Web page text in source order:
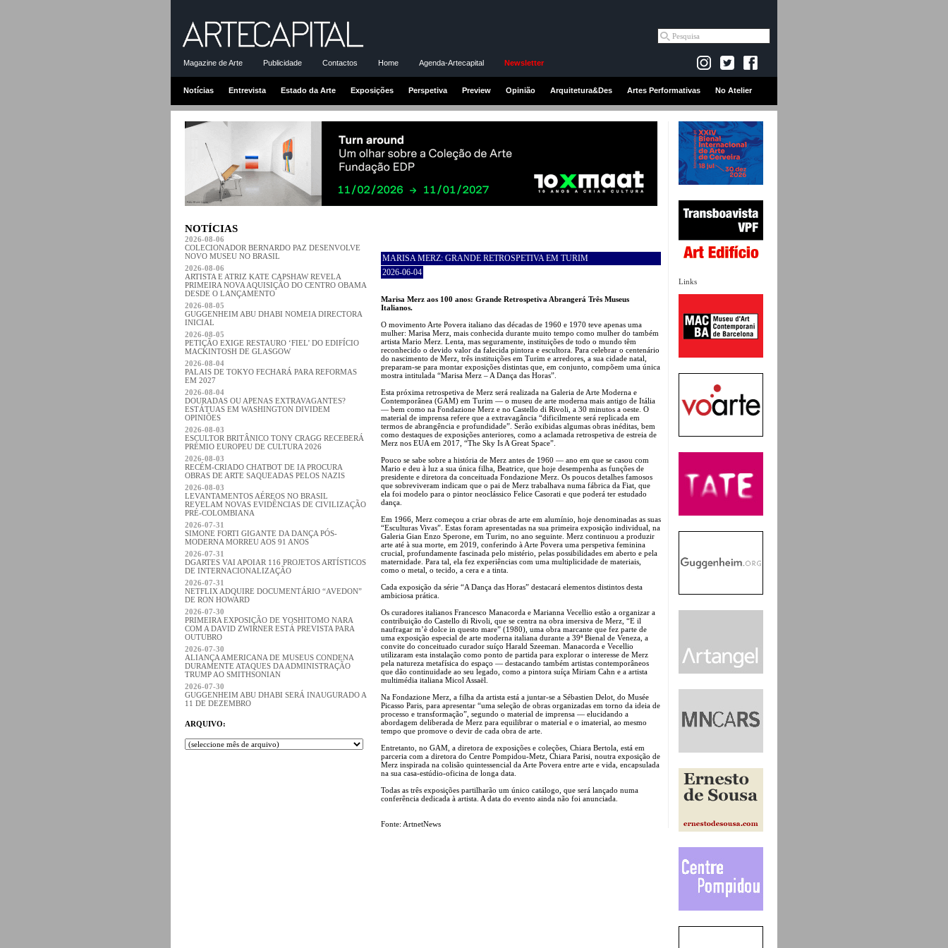
Magazine de Arte Publicidade Contactos Home Agenda-Artecapital Newsletter
Notícias Entrevista Estado da Arte Exposições Perspetiva Preview Opinião Arquitetura&Des Artes Performativas No Atelier
Links
NOTÍCIAS
2026-08-06
COLECIONADOR BERNARDO PAZ DESENVOLVE
NOVO MUSEU NO BRASIL
2026-08-06
ARTISTA E ATRIZ KATE CAPSHAW REVELA
PRIMEIRA NOVA AQUISIÇÃO DO CENTRO OBAMA
DESDE O LANÇAMENTO
2026-08-05
GUGGENHEIM ABU DHABI NOMEIA DIRECTORA
INICIAL
2026-08-05
PETIÇÃO EXIGE RESTAURO ‘FIEL’ DO EDIFÍCIO
MACKINTOSH DE GLASGOW
2026-08-04
PALAIS DE TOKYO FECHARÁ PARA REFORMAS
EM 2027
2026-08-04
DOURADAS OU APENAS EXTRAVAGANTES?
ESTÁTUAS EM WASHINGTON DIVIDEM
OPINIÕES
2026-08-03
ESCULTOR BRITÂNICO TONY CRAGG RECEBERÁ
PRÉMIO EUROPEU DE CULTURA 2026
2026-08-03
RECÉM-CRIADO CHATBOT DE IA PROCURA
OBRAS DE ARTE SAQUEADAS PELOS NAZIS
2026-08-03
LEVANTAMENTOS AÉREOS NO BRASIL
REVELAM NOVAS EVIDÊNCIAS DE CIVILIZAÇÃO
PRÉ-COLOMBIANA
2026-07-31
SIMONE FORTI GIGANTE DA DANÇA PÓS-
MODERNA MORREU AOS 91 ANOS
2026-07-31
DGARTES VAI APOIAR 116 PROJETOS ARTÍSTICOS
DE INTERNACIONALIZAÇÃO
2026-07-31
NETFLIX ADQUIRE DOCUMENTÁRIO “AVEDON”
DE RON HOWARD
2026-07-30
PRIMEIRA EXPOSIÇÃO DE YOSHITOMO NARA
COM A DAVID ZWIRNER ESTÁ PREVISTA PARA
OUTUBRO
2026-07-30
ALIANÇA AMERICANA DE MUSEUS CONDENA
DURAMENTE ATAQUES DA ADMINISTRAÇÃO
TRUMP AO SMITHSONIAN
2026-07-30
GUGGENHEIM ABU DHABI SERÁ INAUGURADO A
11 DE DEZEMBRO
ARQUIVO:
MARISA MERZ: GRANDE RETROSPETIVA EM TURIM
2026-06-04
Marisa Merz aos 100 anos: Grande Retrospetiva Abrangerá Três Museus
Italianos.
O movimento Arte Povera italiano das décadas de 1960 e 1970 teve apenas uma
mulher: Marisa Merz, mais conhecida durante muito tempo como mulher do também
artista Mario Merz. Lenta, mas seguramente, instituições de todo o mundo têm
reconhecido o devido valor da falecida pintora e escultora. Para celebrar o centenário
do nascimento de Merz, três instituições em Turim e arredores, a sua cidade natal,
preparam-se para montar exposições distintas que, em conjunto, compõem uma única
mostra intitulada “Marisa Merz – A Dança das Horas”.
Esta próxima retrospetiva de Merz será realizada na Galeria de Arte Moderna e
Contemporânea (GAM) em Turim — o museu de arte moderna mais antigo de Itália
— bem como na Fondazione Merz e no Castello di Rivoli, a 30 minutos a oeste. O
material de imprensa refere que a extravagância “dificilmente será replicada em
termos de abrangência e profundidade”. Serão exibidas algumas obras inéditas, bem
como destaques de exposições anteriores, como a aclamada retrospetiva de estreia de
Merz nos EUA em 2017, “The Sky Is A Great Space”.
Pouco se sabe sobre a história de Merz antes de 1960 — ano em que se casou com
Mario e deu à luz a sua única filha, Beatrice, que hoje desempenha as funções de
presidente e diretora da conceituada Fondazione Merz. Os poucos detalhes famosos
que sobreviveram indicam que o pai de Merz trabalhava numa fábrica da Fiat, que
ela foi modelo para o pintor neoclássico Felice Casorati e que poderá ter estudado
dança.
Em 1966, Merz começou a criar obras de arte em alumínio, hoje denominadas as suas
“Esculturas Vivas”. Estas foram apresentadas na sua primeira exposição individual, na
Galeria Gian Enzo Sperone, em Turim, no ano seguinte. Merz continuou a produzir
arte até à sua morte, em 2019, conferindo à Arte Povera uma perspetiva feminina
crucial, profundamente fascinada pelo mistério, pelas possibilidades em aberto e pela
maternidade. Para tal, ela fez experiências com uma multiplicidade de materiais,
como o metal, o tecido, a cera e a tinta.
Cada exposição da série “A Dança das Horas” destacará elementos distintos desta
ambiciosa prática.
Os curadores italianos Francesco Manacorda e Marianna Vecellio estão a organizar a
contribuição do Castello di Rivoli, que se centra na obra imersiva de Merz, “E il
naufragar m’è dolce in questo mare” (1980), uma obra marcante que fez parte de
uma exposição especial de arte moderna italiana durante a 39ª Bienal de Veneza, a
convite do conceituado curador suíço Harald Szeeman. Manacorda e Vecellio
utilizaram esta instalação como ponto de partida para explorar o interesse de Merz
pela natureza metafísica do espaço — destacando também artistas contemporâneos
que dão continuidade ao seu legado, como a pintora suíça Miriam Cahn e a artista
multimédia italiana Micol Assaël.
Na Fondazione Merz, a filha da artista está a juntar-se a Sébastien Delot, do Musée
Picasso Paris, para apresentar “uma seleção de obras organizadas em torno da ideia de
processo e transformação”, segundo o material de imprensa — elucidando a
abordagem deliberada de Merz para equilibrar o material e o imaterial, ao mesmo
tempo que promove o devir de cada obra de arte.
Entretanto, no GAM, a diretora de exposições e coleções, Chiara Bertola, está em
parceria com a diretora do Centre Pompidou-Metz, Chiara Parisi, noutra exposição de
Merz inspirada na colisão quintessencial da Arte Povera entre arte e vida, encapsulada
na sua casa-estúdio-oficina de longa data.
Todas as três exposições partilharão um único catálogo, que será lançado numa
conferência dedicada à artista. A data do evento ainda não foi anunciada.
Fonte: ArtnetNews